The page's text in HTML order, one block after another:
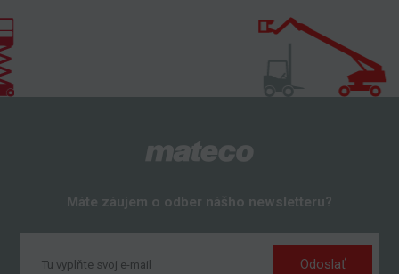
Máte záujem o odber nášho newsletteru?
Odoslať